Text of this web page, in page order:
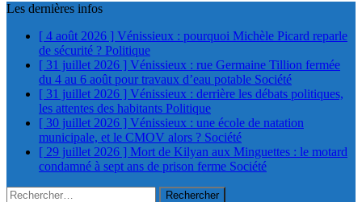
Les dernières infos
[ 4 août 2026 ] Vénissieux : pourquoi Michèle Picard reparle
de sécurité ? Politique
[ 31 juillet 2026 ] Vénissieux : rue Germaine Tillion fermée
du 4 au 6 août pour travaux d’eau potable Société
[ 31 juillet 2026 ] Vénissieux : derrière les débats politiques,
les attentes des habitants Politique
[ 30 juillet 2026 ] Vénissieux : une école de natation
municipale, et le CMOV alors ? Société
[ 29 juillet 2026 ] Mort de Kilyan aux Minguettes : le motard
condamné à sept ans de prison ferme Société
Rechercher :